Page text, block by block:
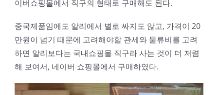
이버쇼핑몰에서 직구의 형태로 구매해도 된다.
중국제품임에도 알리에서 별로 싸지도 않고, 가격이 20
만원이 넘기 때문에 고려해야할 관세와 물류비를 고려
하면 알리보다는 국내쇼핑몰 직구라 사는 것이 더 저렴
해 보여서, 네이버 쇼핑몰에서 구매하였다.